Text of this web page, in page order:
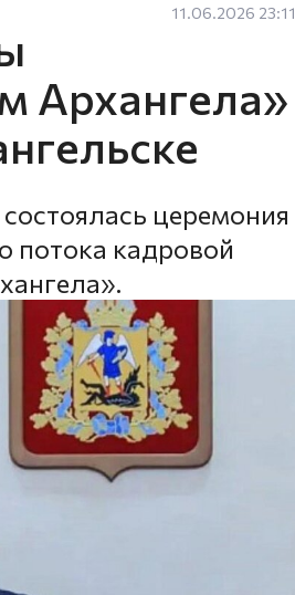
11.06.2026 23:11
Архангела»
церемония
потока кадровой